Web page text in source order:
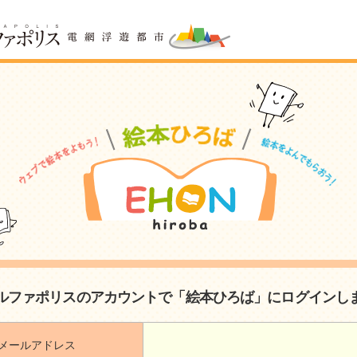
ファポリスのアカウントで「絵本ひろば」にログインし
ールアドレス